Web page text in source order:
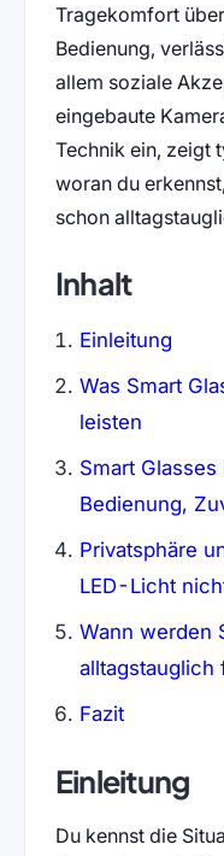
Tragekomfort
Bedienung,
allem soziale
eingebaute
Technik ein, zeigt
woran du
schon
Inhalt
Einleitung
Was Smart
leisten
Smart
Bedienung,
Privatsphäre
LED-Licht
Wann werden
alltagstauglich
Fazit
Einleitung
Du kennst die